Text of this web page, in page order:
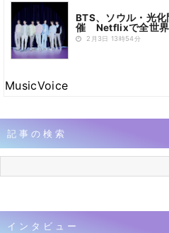
BTS、ソウル・光
催 Netflixで全世界
2月3日 13時54分
MusicVoice
記事の検索
インタビュー